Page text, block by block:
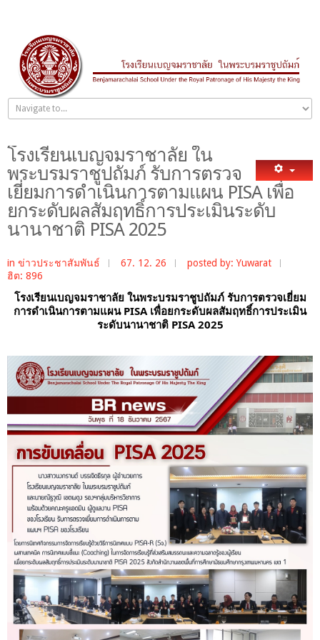
โรงเรียนเบญจมราชาลัย ใน
พระบรมราชูปถัมภ์ รับการตรวจ
เยี่ยมการดำเนินการตามแผน PISA เพื่อ
ยกระดับผลสัมฤทธิ์การประเมินระดับ
นานาชาติ PISA 2025
in ข่าวประชาสัมพันธ์ 67. 12. 26
posted by: Yuwarat
ฮิต: 896
โรงเรียนเบญจมราชาลัย ในพระบรมราชูปถัมภ์ รับการตรวจเยี่ยม
การดำเนินการตามแผน PISA เพื่อยกระดับผลสัมฤทธิ์การประเมิน
ระดับนานาชาติ PISA 2025